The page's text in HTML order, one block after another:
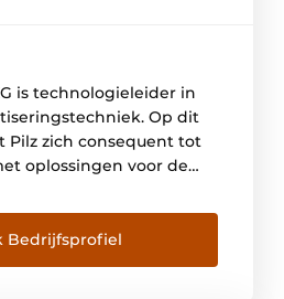
is technologieleider in
Op dit
zich consequent tot
oplossingen voor de
machines en installaties
dat de veiligheid
en milieu altijd is
hoofdkantoor van Pilz
Bedrijfsprofiel